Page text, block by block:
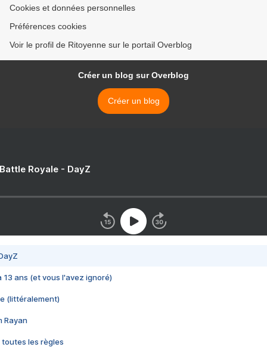
Cookies et données personnelles
Préférences cookies
Voir le profil de Ritoyenne sur le portail Overblog
Créer un blog sur Overblog
Créer un blog
Royale - DayZ
13 ans (et vous l'avez ignoré)
(littéralement)
Rayan
toutes les règles